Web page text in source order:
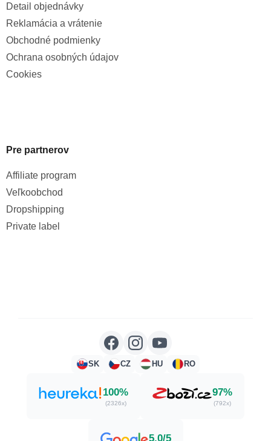
Detail objednávky
Reklamácia a vrátenie
Obchodné podmienky
Ochrana osobných údajov
Cookies
Pre partnerov
Affiliate program
Veľkoobchod
Dropshipping
Private label
SK CZ HU RO
100%
(2326x)
97%
(792x)
5,0/5